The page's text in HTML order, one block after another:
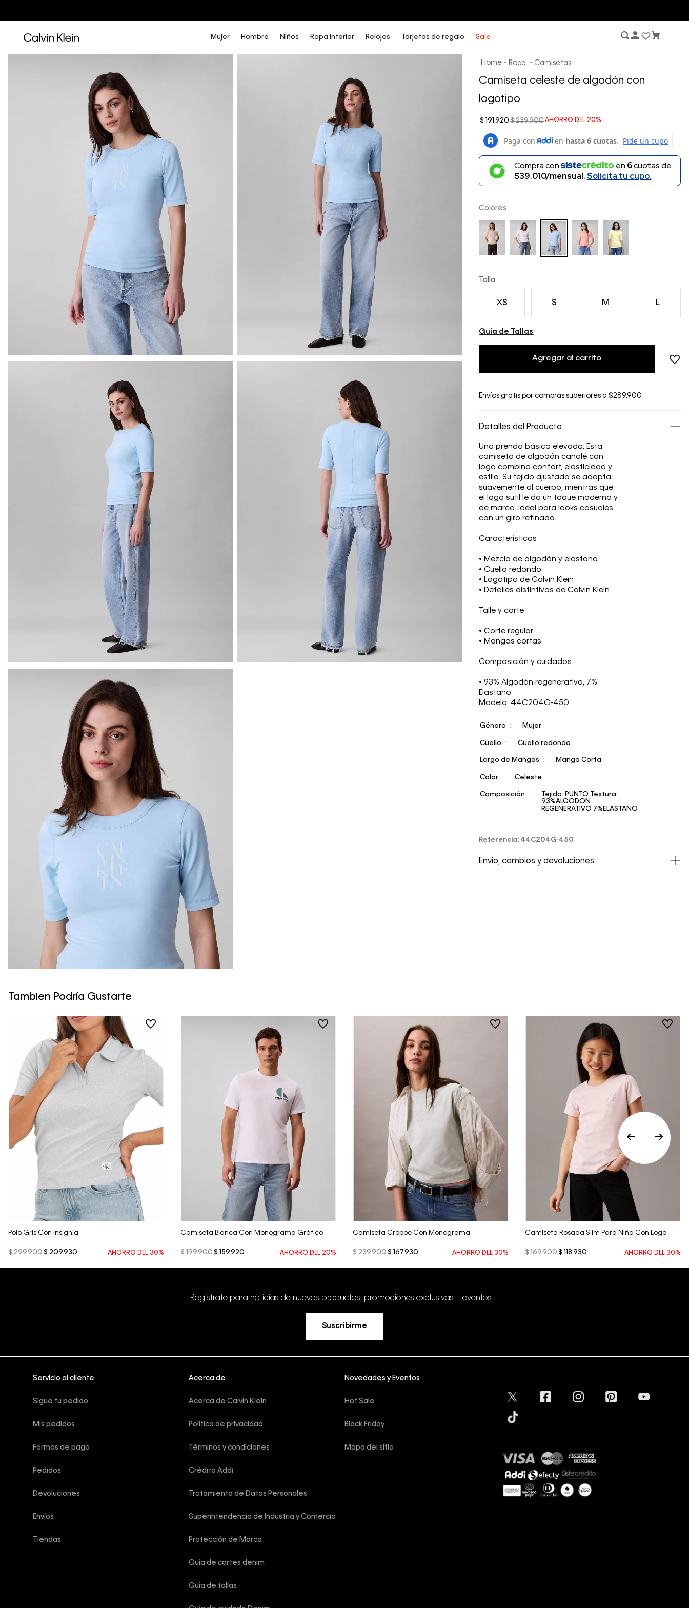
Mujer Hombre Niños Ropa Interior Relojes Tarjetas de regalo Sale
Ropa Camisetas
Camiseta celeste de algodón con
logotipo
AHORRO DEL20%
$ 239.900
$ 191.920
Compra con en 6cuotas de
$39.010/mensual.Solicita tu cupo.
Colores
Talla
XS S M L
Guía de Tallas
Agregar al carrito
Envíos gratis por compras superiores a $289.900
Detalles del Producto
Una prenda básica elevada: Esta
camiseta de algodón canalé con
logo combina confort, elasticidad y
estilo. Su tejido ajustado se adapta
suavemente al cuerpo, mientras que
el logo sutil le da un toque moderno y
de marca. Ideal para looks casuales
con un giro refinado.
Características
• Mezcla de algodón y elastano
• Cuello redondo
• Logotipo de Calvin Klein
• Detalles distintivos de Calvin Klein
Talle y corte
• Corte regular
• Mangas cortas
Composición y cuidados
• 93% Algodón regenerativo, 7%
Elastano
Modelo: 44C204G-450
Género Mujer
Cuello Cuello redondo
Largo de Mangas Manga Corta
Color Celeste
Composición
Tejido: PUNTO Textura:
93%ALGODON
REGENERATIVO 7%ELASTANO
Referencia: 44C204G-450
Envío, cambios y devoluciones
Tambien Podría Gustarte
Vista Rápida
Polo Gris Con Insignia
$ 299.900$ 209.930 AHORRO DEL 30%
Vista Rápida
Camiseta Blanca Con Monograma Gráfico
$ 199.900$ 159.920 AHORRO DEL 20%
Vista Rápida
Camiseta Croppe Con Monograma
$ 239.900$ 167.930 AHORRO DEL 30%
Vista Rápida
Camiseta Rosada Slim Para Niña Con Logo
$ 169.900$ 118.930 AHORRO DEL 30%
Regístrate para noticias de nuevos productos, promociones exclusivas + eventos
Suscribirme
Servicio al cliente
Sigue tu pedido
Mis pedidos
Formas de pago
Pedidos
Devoluciones
Envíos
Tiendas
Acerca de
Acerca de Calvin Klein
Política de privacidad
Términos y condiciones
Crédito Addi
Tratamiento de Datos Personales
Superintendencia de Industria y Comercio
Protección de Marca
Guía de cortes denim
Guía de tallas
Novedades y Eventos
Hot Sale
Black Friday
Mapa del sitio